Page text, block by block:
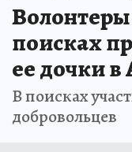
Волонтеры
поисках
ее дочки в
В поисках
добровольцев